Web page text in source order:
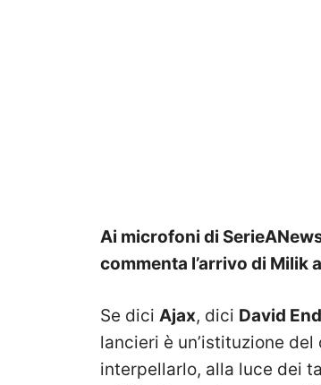
Ai microfoni di
commenta l’arrivo di Milik
Se dici Ajax, dici David
lancieri è un’istituzione del
interpellarlo, alla luce dei